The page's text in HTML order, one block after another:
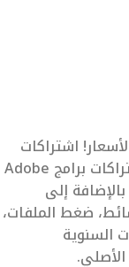
اشتراكات
برامج الحماية المتقدمة لحماية جهازك، اشتراكات برامج Adobe
إلى
ضغط الملفات،
السنوية